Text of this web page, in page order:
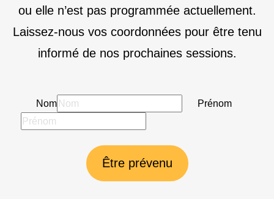
ou elle n’est pas programmée actuellement.
Laissez-nous vos coordonnées pour être tenu
informé de nos prochaines sessions.
Nom Prénom
Être prévenu